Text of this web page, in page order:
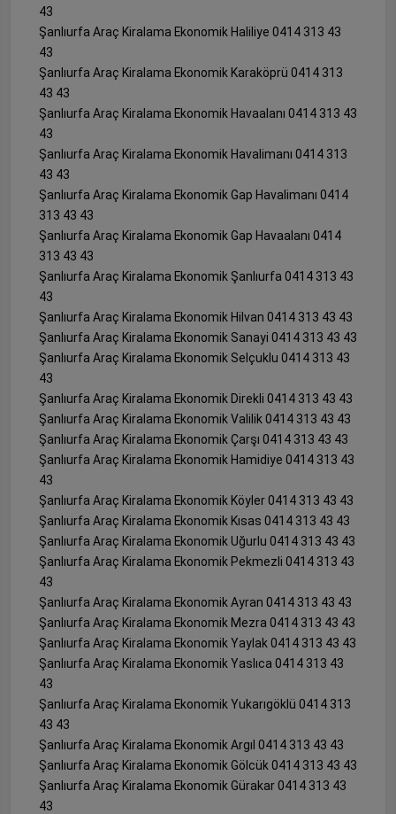
43
Şanlıurfa Araç Kiralama Ekonomik Haliliye 0414 313 43
43
Şanlıurfa Araç Kiralama Ekonomik Karaköprü 0414 313
43 43
Şanlıurfa Araç Kiralama Ekonomik Havaalanı 0414 313 43
43
Şanlıurfa Araç Kiralama Ekonomik Havalimanı 0414 313
43 43
Şanlıurfa Araç Kiralama Ekonomik Gap Havalimanı 0414
313 43 43
Şanlıurfa Araç Kiralama Ekonomik Gap Havaalanı 0414
313 43 43
Şanlıurfa Araç Kiralama Ekonomik Şanlıurfa 0414 313 43
43
Şanlıurfa Araç Kiralama Ekonomik Hilvan 0414 313 43 43
Şanlıurfa Araç Kiralama Ekonomik Sanayi 0414 313 43 43
Şanlıurfa Araç Kiralama Ekonomik Selçuklu 0414 313 43
43
Şanlıurfa Araç Kiralama Ekonomik Direkli 0414 313 43 43
Şanlıurfa Araç Kiralama Ekonomik Valilik 0414 313 43 43
Şanlıurfa Araç Kiralama Ekonomik Çarşı 0414 313 43 43
Şanlıurfa Araç Kiralama Ekonomik Hamidiye 0414 313 43
43
Şanlıurfa Araç Kiralama Ekonomik Köyler 0414 313 43 43
Şanlıurfa Araç Kiralama Ekonomik Kısas 0414 313 43 43
Şanlıurfa Araç Kiralama Ekonomik Uğurlu 0414 313 43 43
Şanlıurfa Araç Kiralama Ekonomik Pekmezli 0414 313 43
43
Şanlıurfa Araç Kiralama Ekonomik Ayran 0414 313 43 43
Şanlıurfa Araç Kiralama Ekonomik Mezra 0414 313 43 43
Şanlıurfa Araç Kiralama Ekonomik Yaylak 0414 313 43 43
Şanlıurfa Araç Kiralama Ekonomik Yaslıca 0414 313 43
43
Şanlıurfa Araç Kiralama Ekonomik Yukarıgöklü 0414 313
43 43
Şanlıurfa Araç Kiralama Ekonomik Argıl 0414 313 43 43
Şanlıurfa Araç Kiralama Ekonomik Gölcük 0414 313 43 43
Şanlıurfa Araç Kiralama Ekonomik Gürakar 0414 313 43
43